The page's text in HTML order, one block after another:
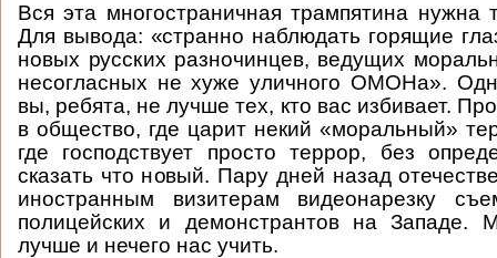
Вся эта многостраничная трампятина нужна
Для вывода: «странно наблюдать горящие
новых русских разночинцев, ведущих
несогласных не хуже уличного ОМОНа».
вы, ребята, не лучше тех, кто вас избивает.
в общество, где царит некий «моральный»
где господствует просто террор, без
сказать что новый. Пару дней назад
иностранным визитерам видеонарезку
полицейских и демонстрантов на
лучше и нечего нас учить.